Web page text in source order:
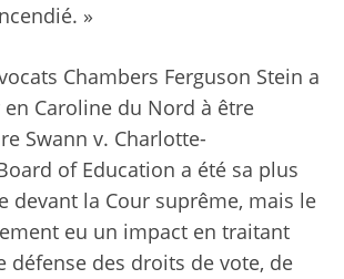
»
Chambers Ferguson Stein a
Caroline du Nord à être
Swann v. Charlotte-
of Education a été sa plus
devant la Cour suprême, mais le
eu un impact en traitant
défense des droits de vote, de